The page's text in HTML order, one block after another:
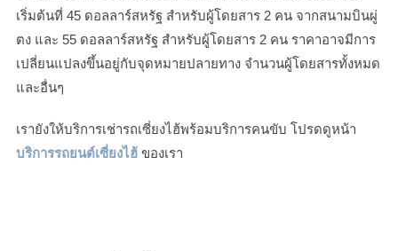
เริ่มต้นที่ 45 ดอลลาร์สหรัฐ สำหรับผู้โดยสาร 2 คน จากสนามบินผู่
ตง และ 55 ดอลลาร์สหรัฐ สำหรับผู้โดยสาร 2 คน ราคาอาจมีการ
เปลี่ยนแปลงขึ้นอยู่กับจุดหมายปลายทาง จำนวนผู้โดยสารทั้งหมด
และอื่นๆ
เรายังให้บริการเช่ารถเซี่ยงไฮ้พร้อมบริการคนขับ โปรดดูหน้า
บริการรถยนต์เซี่ยงไฮ้ของเรา